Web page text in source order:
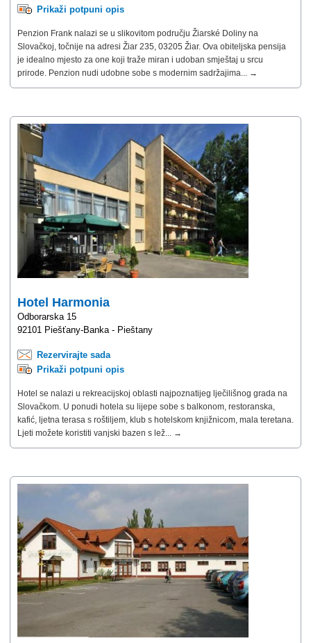
Prikaži potpuni opis
Penzion Frank nalazi se u slikovitom području Žiarské Doliny na
Slovačkoj, točnije na adresi Žiar 235, 03205 Žiar. Ova obiteljska pensija
je idealno mjesto za one koji traže miran i udoban smještaj u srcu
prirode. Penzion nudi udobne sobe s modernim sadržajima... →
Hotel Harmonia
Odborarska 15
92101 Piešťany-Banka - Pieštany
Rezervirajte sada
Prikaži potpuni opis
Hotel se nalazi u rekreacijskoj oblasti najpoznatijeg lječilišnog grada na
Slovačkom. U ponudi hotela su lijepe sobe s balkonom, restoranska,
kafić, ljetna terasa s roštiljem, klub s hotelskom knjižnicom, mala teretana.
Ljeti možete koristiti vanjski bazen s lež... →